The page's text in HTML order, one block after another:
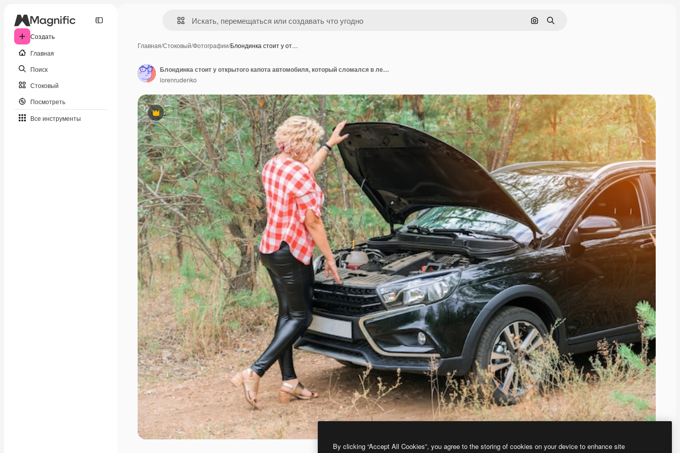
Создать
Главная
Поиск
Стоковый
Посмотреть
Все инструменты
Поиск по изображению
Поиск
Главная/Стоковый/Фотографии/Блондинка стоит у от…
Премиум
Блондинка стоит у открытого капота автомобиля, который сломался в лесу.
lorenrudenko
By clicking “Accept All Cookies”, you agree to the storing of cookies on your device to enhance site